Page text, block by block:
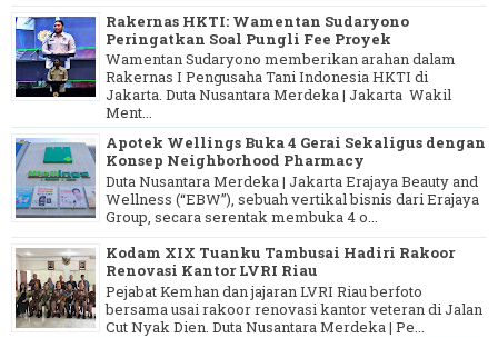
Rakernas HKTI: Wamentan Sudaryono
Peringatkan Soal Pungli Fee Proyek
Wamentan Sudaryono memberikan arahan dalam
Rakernas I Pengusaha Tani Indonesia HKTI di
Jakarta. Duta Nusantara Merdeka | Jakarta Wakil
Ment...
Apotek Wellings Buka 4 Gerai Sekaligus dengan
Konsep Neighborhood Pharmacy
Duta Nusantara Merdeka | Jakarta Erajaya Beauty and
Wellness (“EBW”), sebuah vertikal bisnis dari Erajaya
Group, secara serentak membuka 4 o...
Kodam XIX Tuanku Tambusai Hadiri Rakoor
Renovasi Kantor LVRI Riau
Pejabat Kemhan dan jajaran LVRI Riau berfoto
bersama usai rakoor renovasi kantor veteran di Jalan
Cut Nyak Dien. Duta Nusantara Merdeka | Pe...